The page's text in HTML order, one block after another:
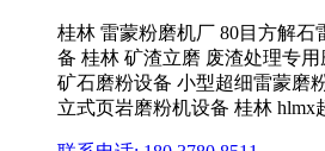
桂林 雷蒙粉磨机厂 80目方解石
备 桂林 矿渣立磨 废渣处理专
矿石磨粉设备 小型超细雷蒙磨
立式页岩磨粉机设备 桂林 hlmx